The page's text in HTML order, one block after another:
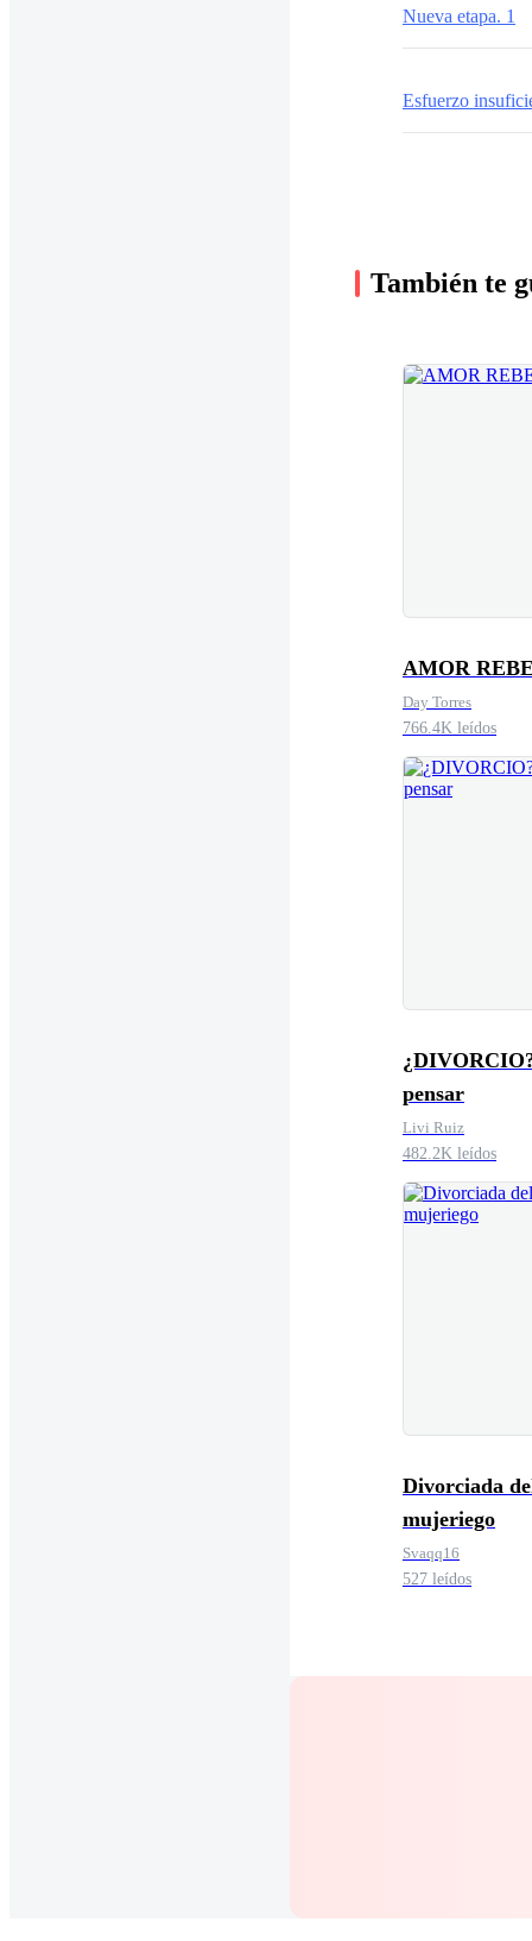
Nueva etapa. 1
Esfuerzo
También te
AMOR
Day Torres
766.4K leídos
pensar
Livi Ruiz
482.2K leídos
Divorciada
mujeriego
Svaqq16
527 leídos